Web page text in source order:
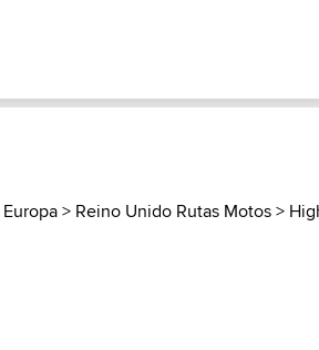
Europa> Reino Unido Rutas Motos>